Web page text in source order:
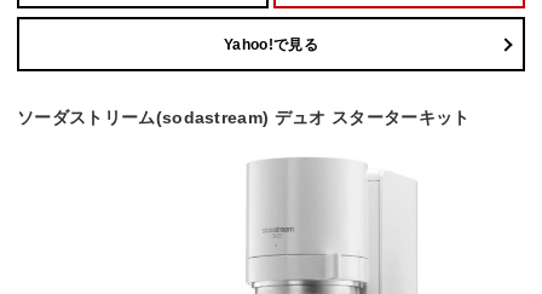
Yahoo!で見る
ソーダストリーム(sodastream) デュオ スターターキット